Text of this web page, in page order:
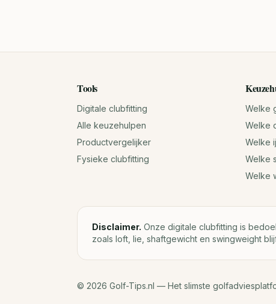
Tools
Digitale clubfitting
Alle keuzehulpen
Productvergelijker
Fysieke clubfitting
Welke
Welke
Welke
Welke
Welke
Disclaimer. Onze digitale clubfitting is
zoals loft, lie, shaftgewicht en swingweight
© 2026 Golf-Tips.nl — Het slimste